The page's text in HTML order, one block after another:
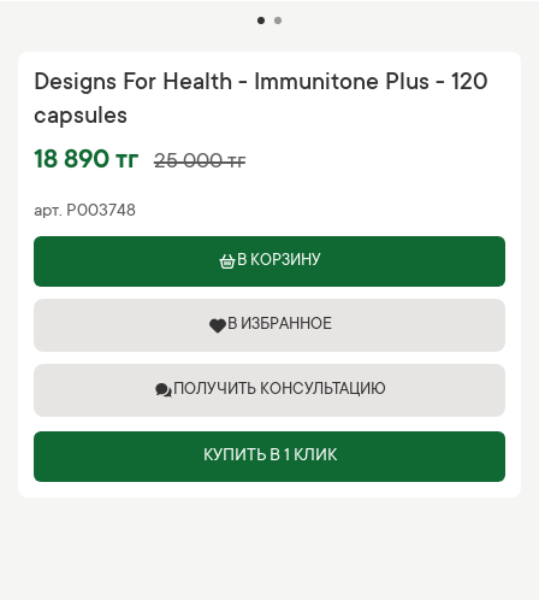
арт. P003748
Designs For Health - Immunitone Plus - 120
capsules
18 890 тг 25 000 тг
В КОРЗИНУ
В ИЗБРАННОЕ
ПОЛУЧИТЬ КОНСУЛЬТАЦИЮ
КУПИТЬ В 1 КЛИК